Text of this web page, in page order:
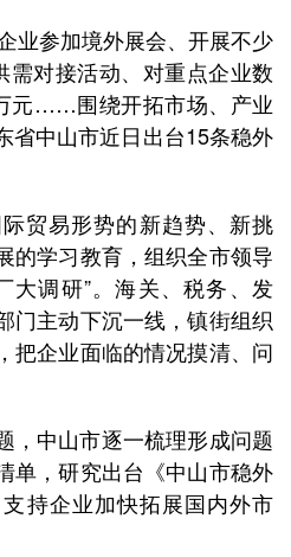
参加境外展会、开展不少
需对接活动、对重点企业数
元……围绕开拓市场、产业
省中山市近日出台15条稳外
易形势的新趋势、新挑
的学习教育，组织全市领导
大调研”。海关、税务、发
门主动下沉一线，镇街组织
把企业面临的情况摸清、问
中山市逐一梳理形成问题
单，研究出台《中山市稳外
持企业加快拓展国内外市